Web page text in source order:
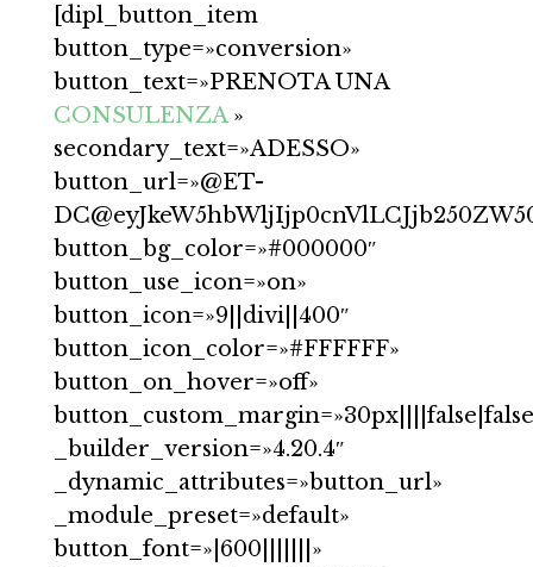
[dipl_button_item
button_type=»conversion»
button_text=»PRENOTA UNA
CONSULENZA»
secondary_text=»ADESSO»
button_url=»@ET-
button_bg_color=»#000000″
button_use_icon=»on»
button_icon=»9||divi||400″
button_icon_color=»#FFFFFF»
button_on_hover=»off»
_builder_version=»4.20.4″
_dynamic_attributes=»button_url»
_module_preset=»default»
button_font=»|600|||||||»